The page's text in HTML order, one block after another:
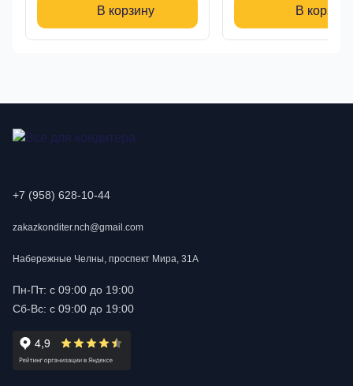
В корзину В корзину
+7 (958) 628-10-44
zakazkonditer.nch@gmail.com
Набережные Челны, проспект Мира, 31А
Пн-Пт: с 09:00 до 19:00
Сб-Вс: с 09:00 до 19:00